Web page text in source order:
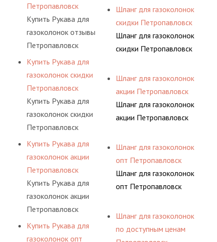
Петропавловск
Купить Рукава для
газоколонок отзывы
Петропавловск
Купить Рукава для
газоколонок скидки
Петропавловск
Купить Рукава для
газоколонок скидки
Петропавловск
Купить Рукава для
газоколонок акции
Петропавловск
Купить Рукава для
газоколонок акции
Петропавловск
Купить Рукава для
газоколонок опт
Шланг для газоколонок
скидки Петропавловск
Шланг для газоколонок
скидки Петропавловск
Шланг для газоколонок
акции Петропавловск
Шланг для газоколонок
акции Петропавловск
Шланг для газоколонок
опт Петропавловск
Шланг для газоколонок
опт Петропавловск
Шланг для газоколонок
по доступным ценам